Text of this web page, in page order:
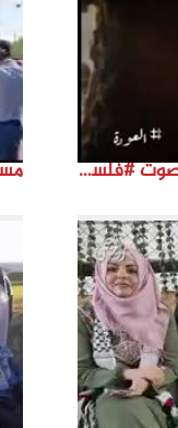
ردة فعل فلسطينيين مغتربين سمعوا صوت #فلسطين لأول مرة #نتماء2022 #القدس_موعدنا #النكبة74